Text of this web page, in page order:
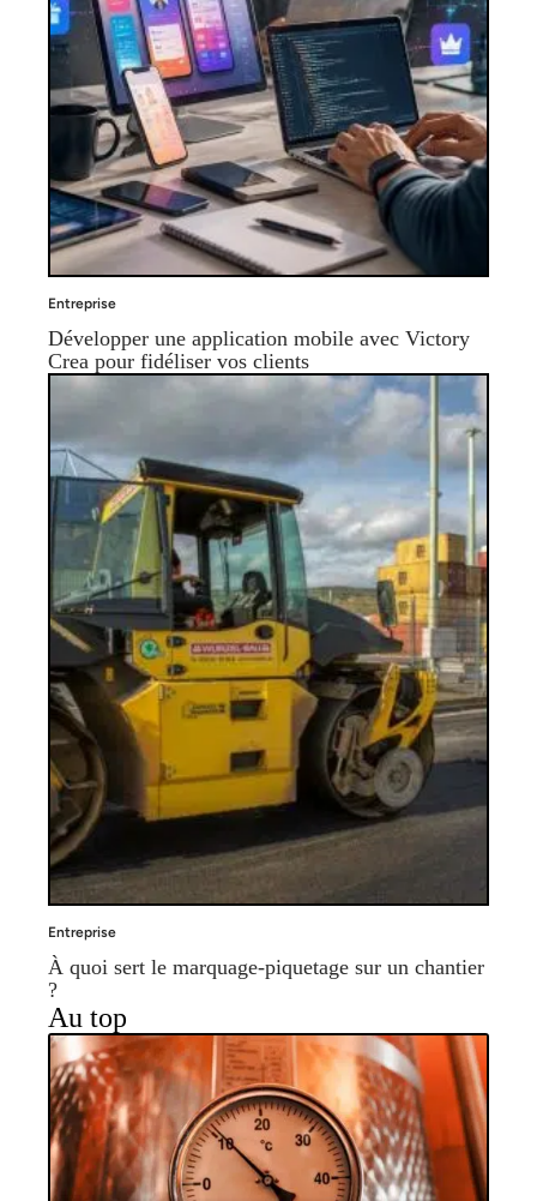
Entreprise
Développer une application mobile avec Victory
Crea pour fidéliser vos clients
Entreprise
À quoi sert le marquage-piquetage sur un chantier
?
Au top